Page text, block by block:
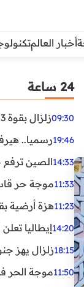
أخبار العالم
24 ساعة
09:30زلزال بقوة 6.3 درجات يضرب جنوب الفلبين.. ولا تحذير من تسونامي حتى الآن
19:46رسميا..
14:33الصين ترفع
11:33موجة حر
11:23هزة أرضية بقوة 5.6 درجات
14:20إيطاليا تعلن التأهب
18:15زلزال يهز
11:50موجة الحر في